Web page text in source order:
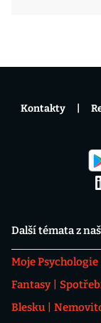
Další témata z
Moje Psychologie
Fantasy
Blesku
Kontakty